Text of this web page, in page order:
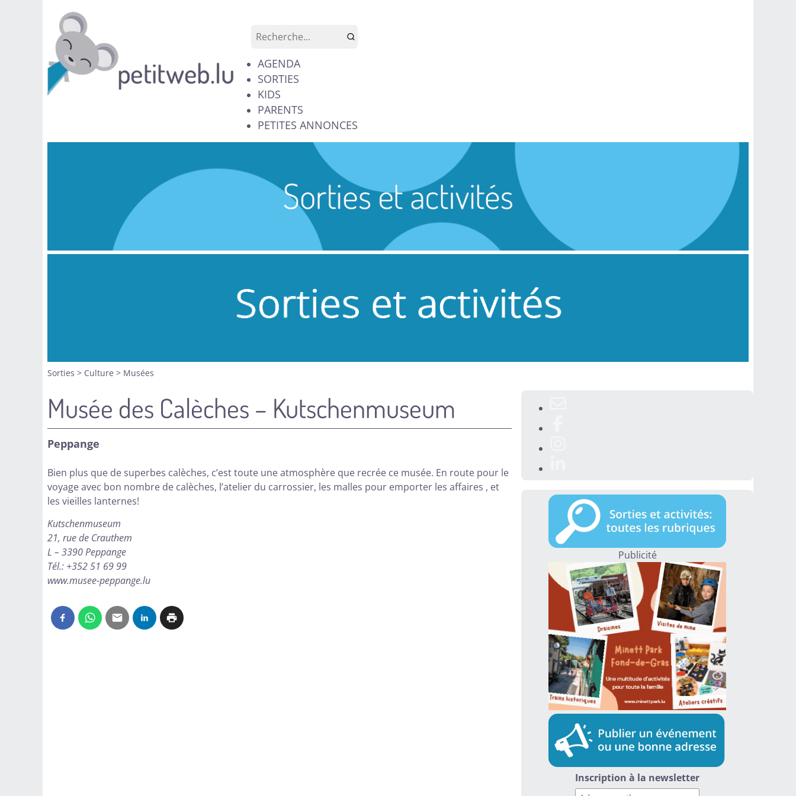
AGENDA
SORTIES
KIDS
PARENTS
PETITES ANNONCES
Sorties > Culture > Musées
Musée des Calèches – Kutschenmuseum
Peppange
Bien plus que de superbes calèches, c’est toute une atmosphère que recrée ce musée. En route pour le
voyage avec bon nombre de calèches, l’atelier du carrossier, les malles pour emporter les affaires , et
les vieilles lanternes!
Kutschenmuseum
21, rue de Crauthem
L – 3390 Peppange
Tél.: +352 51 69 99
www.musee-peppange.lu
Publicité
Inscription à la newsletter